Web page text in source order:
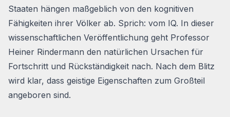
Staaten hängen maßgeblich von den kognitiven
Fähigkeiten ihrer Völker ab. Sprich: vom IQ. In dieser
wissenschaftlichen Veröffentlichung geht Professor
Heiner Rindermann den natürlichen Ursachen für
Fortschritt und Rückständigkeit nach. Nach dem Blitz
wird klar, dass geistige Eigenschaften zum Großteil
angeboren sind.